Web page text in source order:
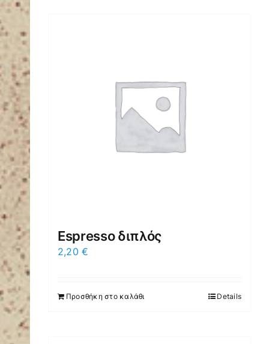
Espresso διπλός
2,20€
Προσθήκη στο καλάθι Details